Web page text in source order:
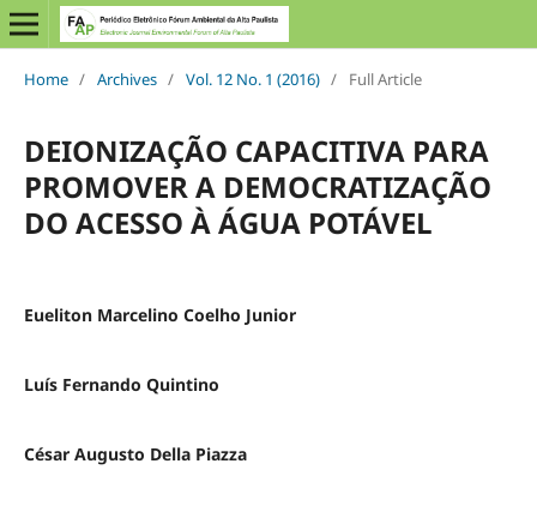
Home / Archives / Vol. 12 No. 1 (2016) / Full Article
DEIONIZAÇÃO CAPACITIVA PARA
PROMOVER A DEMOCRATIZAÇÃO
DO ACESSO À ÁGUA POTÁVEL
Eueliton Marcelino Coelho Junior
Luís Fernando Quintino
César Augusto Della Piazza